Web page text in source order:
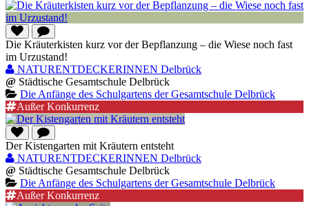
Die Kräuterkisten kurz vor der Bepflanzung – die Wiese noch fast
im Urzustand!
NATURENTDECKERINNEN Delbrück
@ Städtische Gesamtschule Delbrück
Die Anfänge des Schulgartens der Gesamtschule Delbrück
Außer Konkurrenz
Der Kistengarten mit Kräutern entsteht
NATURENTDECKERINNEN Delbrück
@ Städtische Gesamtschule Delbrück
Die Anfänge des Schulgartens der Gesamtschule Delbrück
Außer Konkurrenz